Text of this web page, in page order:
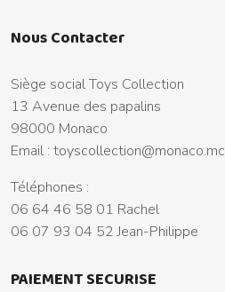
Nous Contacter
Siège social Toys Collection
13 Avenue des papalins
98000 Monaco
Email : toyscollection@monaco.mc
Téléphones :
06 64 46 58 01 Rachel
06 07 93 04 52 Jean-Philippe
PAIEMENT SECURISE